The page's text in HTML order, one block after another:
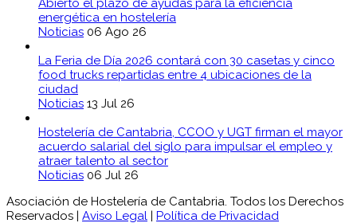
Abierto el plazo de ayudas para la eficiencia
energética en hostelería
Noticias 06 Ago 26
La Feria de Día 2026 contará con 30 casetas y cinco
food trucks repartidas entre 4 ubicaciones de la
ciudad
Noticias 13 Jul 26
Hostelería de Cantabria, CCOO y UGT firman el mayor
acuerdo salarial del siglo para impulsar el empleo y
atraer talento al sector
Noticias 06 Jul 26
Asociación de Hostelería de Cantabria. Todos los Derechos
Reservados | Aviso Legal | Política de Privacidad